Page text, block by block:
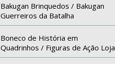
Bakugan Brinquedos / Bakugan
Guerreiros da Batalha
Boneco de História em
Quadrinhos / Figuras de Ação Loja